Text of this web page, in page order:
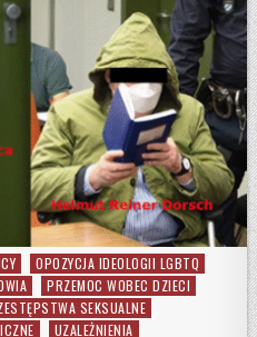
OPOZYCJA IDEOLOGII LGBTQ
PRZEMOC WOBEC DZIECI
SEKSUALNE
UZALEŻNIENIA